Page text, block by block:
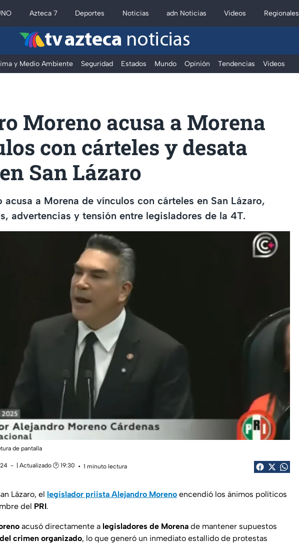
Azteca 7 Deportes Noticias adn Noticias Videos Regionales
tv azteca noticias
y Medio Ambiente Seguridad Estados Mundo Opinión Tendencias Videos
Moreno acusa a Morena
con cárteles y desata
San Lázaro
acusa a Morena de vínculos con cárteles en San Lázaro,
advertencias y tensión entre legisladores de la 4T.
de pantalla
| Actualizado 🕑 19:30
1 minuto lectura
Lázaro, el legislador priista Alejandro Moreno encendió los ánimos políticos
del PRI.
acusó directamente a legisladores de Morena de mantener supuestos
crimen organizado, lo que generó un inmediato estallido de protestas